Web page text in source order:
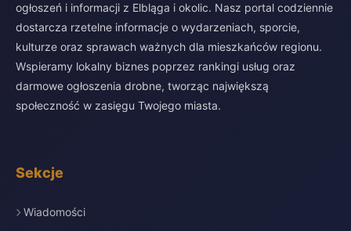
ogłoszeń i informacji z Elbląga i okolic. Nasz portal codziennie
dostarcza rzetelne informacje o wydarzeniach, sporcie,
kulturze oraz sprawach ważnych dla mieszkańców regionu.
Wspieramy lokalny biznes poprzez rankingi usług oraz
darmowe ogłoszenia drobne, tworząc największą
społeczność w zasięgu Twojego miasta.
Sekcje
Wiadomości